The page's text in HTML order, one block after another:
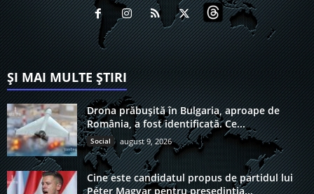
ȘI MAI MULTE ȘTIRI
Drona prăbușită în Bulgaria, aproape de
România, a fost identificată. Ce...
Social august 9, 2026
Cine este candidatul propus de partidul lui
Péter Magyar pentru președinția...